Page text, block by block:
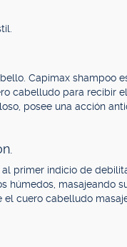
Capimax shampoo
cabelludo para recibir
posee una acción
primer indicio de
húmedos, masajeando
el cuero cabelludo